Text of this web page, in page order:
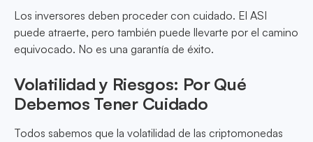
Los inversores deben proceder con cuidado. El ASI
puede atraerte, pero también puede llevarte por el camino
equivocado. No es una garantía de éxito.
Volatilidad y Riesgos: Por Qué
Debemos Tener Cuidado
Todos sabemos que la volatilidad de las criptomonedas